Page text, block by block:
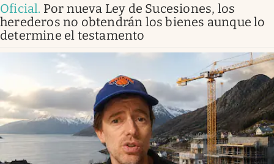
Oficial. Por nueva Ley de Sucesiones, los
herederos no obtendrán los bienes aunque lo
determine el testamento